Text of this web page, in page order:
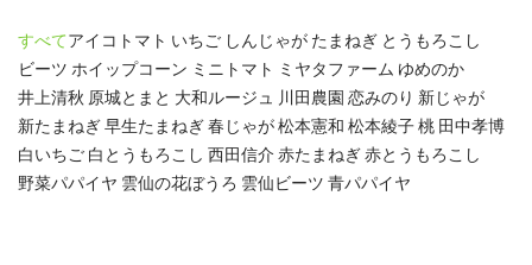
すべてアイコトマト いちご しんじゃが たまねぎ とうもろこし
ビーツ ホイップコーン ミニトマト ミヤタファーム ゆめのか
井上清秋原城とまと 大和ルージュ 川田農園 恋みのり 新じゃが
新たまねぎ早生たまねぎ春じゃが松本憲和 松本綾子桃 田中孝博
白いちご 白とうもろこし 西田信介 赤たまねぎ赤とうもろこし
野菜パパイヤ 雲仙の花ぼうろ 雲仙ビーツ 青パパイヤ